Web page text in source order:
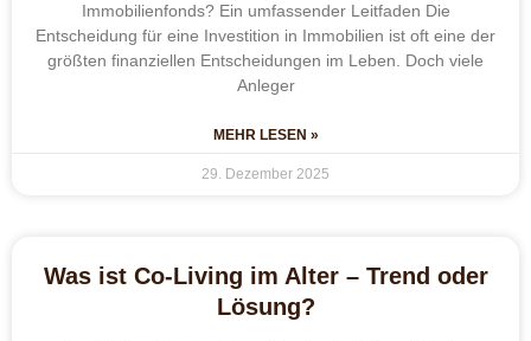
Immobilienfonds? Ein umfassender Leitfaden Die
Entscheidung für eine Investition in Immobilien ist oft eine der
größten finanziellen Entscheidungen im Leben. Doch viele
Anleger
MEHR LESEN »
29. Dezember 2025
Was ist Co-Living im Alter – Trend oder
Lösung?